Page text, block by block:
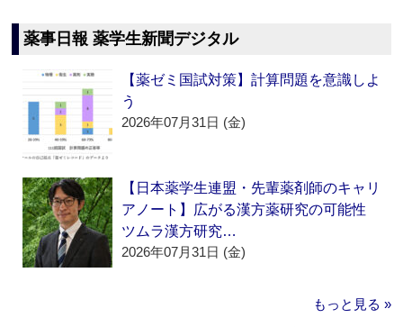
薬事日報 薬学生新聞デジタル
【薬ゼミ国試対策】計算問題を意識しよ
う
2026年07月31日 (金)
【日本薬学生連盟・先輩薬剤師のキャリ
アノート】広がる漢方薬研究の可能性
ツムラ漢方研究…
2026年07月31日 (金)
もっと見る »